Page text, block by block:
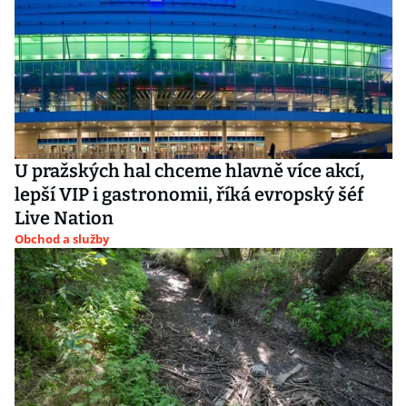
U pražských hal chceme hlavně více akcí,
lepší VIP i gastronomii, říká evropský šéf
Live Nation
Obchod a služby